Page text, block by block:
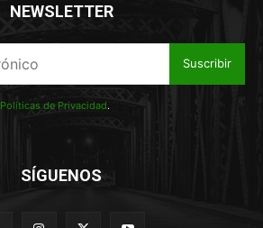
NEWSLETTER
Suscribir
Políticas de Privacidad.
SÍGUENOS